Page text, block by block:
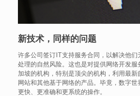
新技术，同样的问题
许多公司签订IT支持服务合同，以解决他们
处理的自然风险。这也是对提供网络开发服
加坡的机构，特别是顶尖的机构，利用最新
网站和其他基于网络的产品。毕竟，数字世
更快、更准确和更系统的操作。